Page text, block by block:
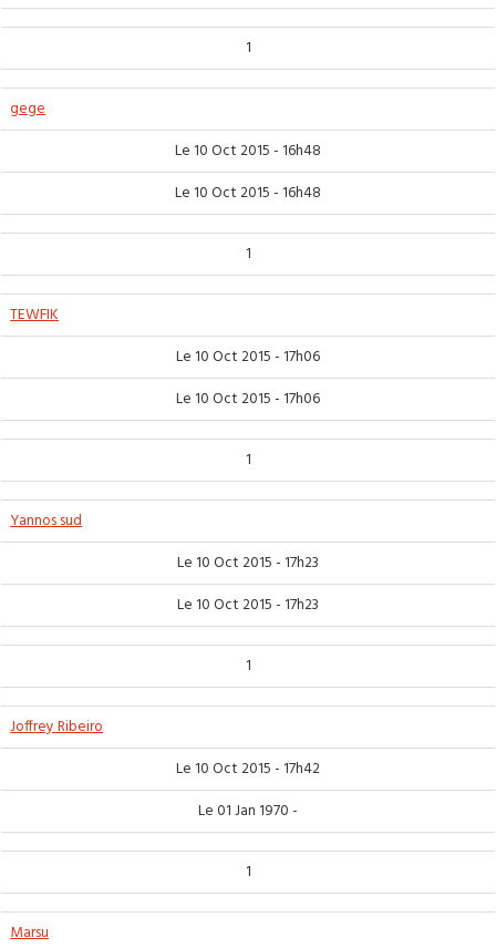
1
gege
Le 10 Oct 2015 - 16h48
Le 10 Oct 2015 - 16h48
1
TEWFIK
Le 10 Oct 2015 - 17h06
Le 10 Oct 2015 - 17h06
1
Yannos sud
Le 10 Oct 2015 - 17h23
Le 10 Oct 2015 - 17h23
1
Joffrey Ribeiro
Le 10 Oct 2015 - 17h42
Le 01 Jan 1970 -
1
Marsu